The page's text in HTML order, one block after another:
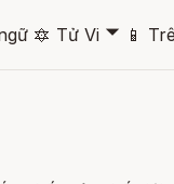
🔯 Tử Vi 🞃 📱